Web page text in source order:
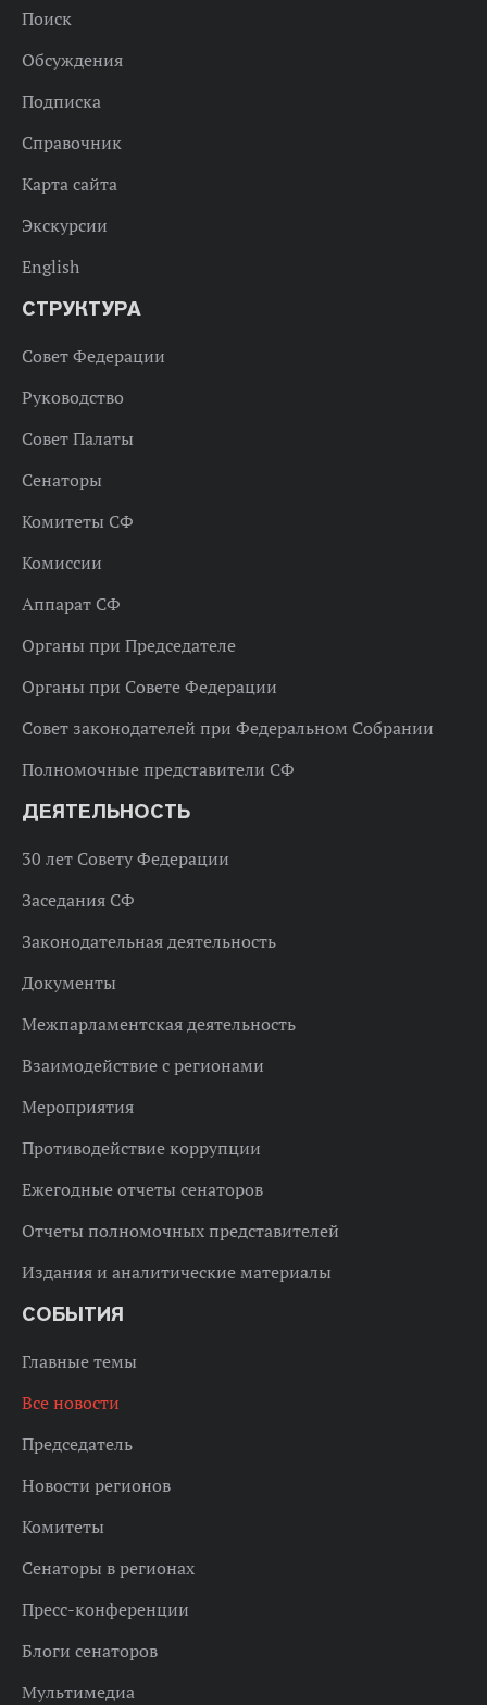
Поиск
Обсуждения
Подписка
Справочник
Карта сайта
Экскурсии
English
СТРУКТУРА
Совет Федерации
Руководство
Совет Палаты
Сенаторы
Комитеты СФ
Комиссии
Аппарат СФ
Органы при Председателе
Органы при Совете Федерации
Совет законодателей при Федеральном Собрании
Полномочные представители СФ
ДЕЯТЕЛЬНОСТЬ
30 лет Совету Федерации
Заседания СФ
Законодательная деятельность
Документы
Межпарламентская деятельность
Взаимодействие с регионами
Мероприятия
Противодействие коррупции
Ежегодные отчеты сенаторов
Отчеты полномочных представителей
Издания и аналитические материалы
СОБЫТИЯ
Главные темы
Все новости
Председатель
Новости регионов
Комитеты
Сенаторы в регионах
Пресс-конференции
Блоги сенаторов
Мультимедиа